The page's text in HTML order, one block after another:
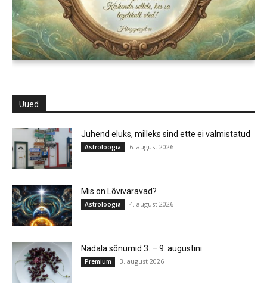
Uued
Juhend eluks, milleks sind ette ei valmistatud
Astroloogia 6. august 2026
Mis on Lõviväravad?
Astroloogia 4. august 2026
Nädala sõnumid 3. – 9. augustini
Premium 3. august 2026